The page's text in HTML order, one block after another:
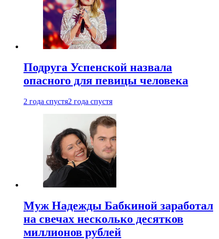
Подруга Успенской назвала
опасного для певицы человека
2 года спустя2 года спустя
Муж Надежды Бабкиной заработал
на свечах несколько десятков
миллионов рублей